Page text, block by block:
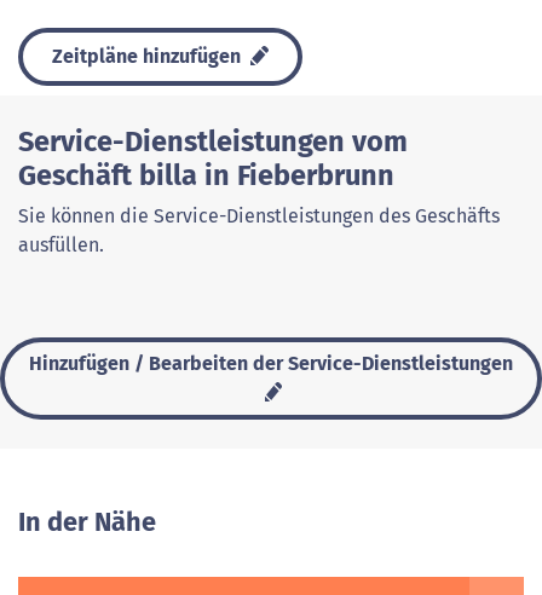
Zeitpläne hinzufügen
Service-Dienstleistungen vom
Geschäft billa in Fieberbrunn
Sie können die Service-Dienstleistungen des Geschäfts
ausfüllen.
Hinzufügen / Bearbeiten der Service-Dienstleistungen
In der Nähe